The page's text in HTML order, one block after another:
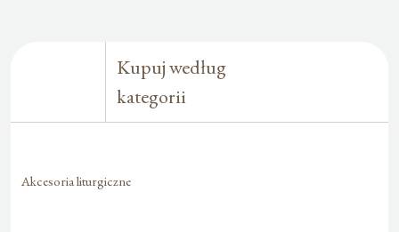
Kupuj według
kategorii
Akcesoria liturgiczne